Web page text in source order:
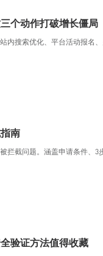
个动作打破增长僵局
内搜索优化、平台活动报名
南
拦截问题。涵盖申请条件、3
验证方法值得收藏